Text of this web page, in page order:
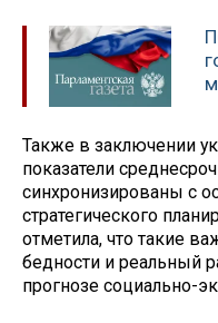
Также в заключении
показатели
синхронизированы с
стратегического
отметила, что такие
бедности и реальный
прогнозе социально-